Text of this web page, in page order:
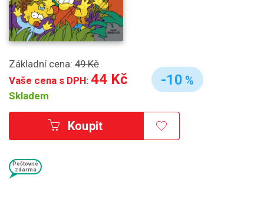
Základní cena: 49 Kč
Vaše cena s DPH: 44 Kč
Skladem
-10 %
Koupit
Poštovné
zdarma